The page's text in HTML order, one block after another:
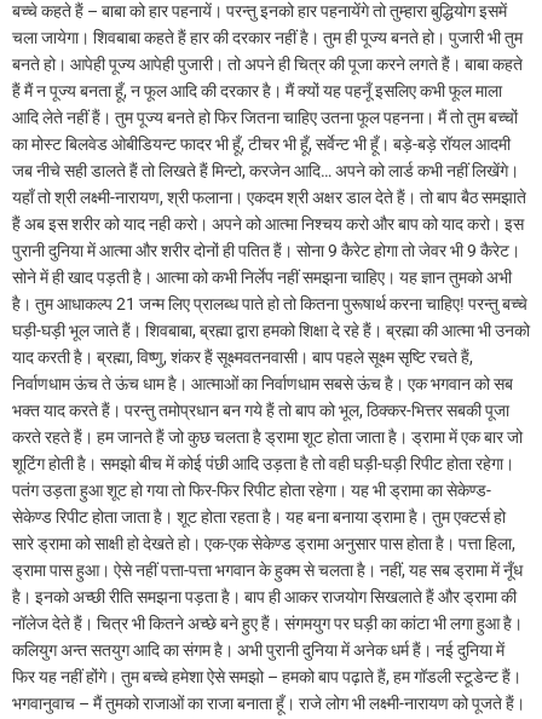
बच्चे कहते हैं – बाबा को हार पहनायें। परन्तु इनको हार पहनायेंगे तो तुम्हारा बुद्धियोग इसमें
चला जायेगा। शिवबाबा कहते हैं हार की दरकार नहीं है। तुम ही पूज्य बनते हो। पुजारी भी तुम
बनते हो। आपेही पूज्य आपेही पुजारी। तो अपने ही चित्र की पूजा करने लगते हैं। बाबा कहते
हैं मैं न पूज्य बनता हूँ, न फूल आदि की दरकार है। मैं क्यों यह पहनूँ इसलिए कभी फूल माला
आदि लेते नहीं हैं। तुम पूज्य बनते हो फिर जितना चाहिए उतना फूल पहनना। मैं तो तुम बच्चों
का मोस्ट बिलवेड ओबीडियन्ट फादर भी हूँ, टीचर भी हूँ, सर्वेन्ट भी हूँ। बड़े-बड़े रॉयल आदमी
जब नीचे सही डालते हैं तो लिखते हैं मिन्टो, करजेन आदि… अपने को लार्ड कभी नहीं लिखेंगे।
यहाँ तो श्री लक्ष्मी-नारायण, श्री फलाना। एकदम श्री अक्षर डाल देते हैं। तो बाप बैठ समझाते
हैं अब इस शरीर को याद नही करो। अपने को आत्मा निश्चय करो और बाप को याद करो। इस
पुरानी दुनिया में आत्मा और शरीर दोनों ही पतित हैं। सोना 9 कैरेट होगा तो जेवर भी 9 कैरेट।
सोने में ही खाद पड़ती है। आत्मा को कभी निर्लेप नहीं समझना चाहिए। यह ज्ञान तुमको अभी
है। तुम आधाकल्प 21 जन्म लिए प्रालब्ध पाते हो तो कितना पुरूषार्थ करना चाहिए! परन्तु बच्चे
घड़ी-घड़ी भूल जाते हैं। शिवबाबा, ब्रह्मा द्वारा हमको शिक्षा दे रहे हैं। ब्रह्मा की आत्मा भी उनको
याद करती है। ब्रह्मा, विष्णु, शंकर हैं सूक्ष्मवतनवासी। बाप पहले सूक्ष्म सृष्टि रचते हैं,
निर्वाणधाम ऊंच ते ऊंच धाम है। आत्माओं का निर्वाणधाम सबसे ऊंच है। एक भगवान को सब
भक्त याद करते हैं। परन्तु तमोप्रधान बन गये हैं तो बाप को भूल, ठिक्कर-भित्तर सबकी पूजा
करते रहते हैं। हम जानते हैं जो कुछ चलता है ड्रामा शूट होता जाता है। ड्रामा में एक बार जो
शूटिंग होती है। समझो बीच में कोई पंछी आदि उड़ता है तो वही घड़ी-घड़ी रिपीट होता रहेगा।
पतंग उड़ता हुआ शूट हो गया तो फिर-फिर रिपीट होता रहेगा। यह भी ड्रामा का सेकेण्ड-
सेकेण्ड रिपीट होता जाता है। शूट होता रहता है। यह बना बनाया ड्रामा है। तुम एक्टर्स हो
सारे ड्रामा को साक्षी हो देखते हो। एक-एक सेकेण्ड ड्रामा अनुसार पास होता है। पत्ता हिला,
ड्रामा पास हुआ। ऐसे नहीं पत्ता-पत्ता भगवान के हुक्म से चलता है। नहीं, यह सब ड्रामा में नूँध
है। इनको अच्छी रीति समझना पड़ता है। बाप ही आकर राजयोग सिखलाते हैं और ड्रामा की
नॉलेज देते हैं। चित्र भी कितने अच्छे बने हुए हैं। संगमयुग पर घड़ी का कांटा भी लगा हुआ है।
कलियुग अन्त सतयुग आदि का संगम है। अभी पुरानी दुनिया में अनेक धर्म हैं। नई दुनिया में
फिर यह नहीं होंगे। तुम बच्चे हमेशा ऐसे समझो – हमको बाप पढ़ाते हैं, हम गॉडली स्टूडेन्ट हैं।
भगवानुवाच – मैं तुमको राजाओं का राजा बनाता हूँ। राजे लोग भी लक्ष्मी-नारायण को पूजते हैं।